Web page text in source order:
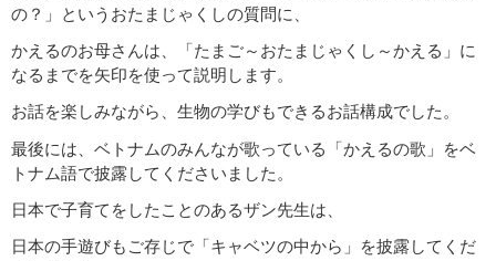
の？」というおたまじゃくしの質問に、
かえるのお母さんは、「たまご～おたまじゃくし～かえる」に
なるまでを矢印を使って説明します。
お話を楽しみながら、生物の学びもできるお話構成でした。
最後には、ベトナムのみんなが歌っている「かえるの歌」をベ
トナム語で披露してくださいました。
日本で子育てをしたことのあるザン先生は、
日本の手遊びもご存じで「キャベツの中から」を披露してくだ